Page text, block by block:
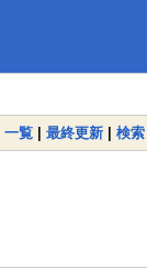
一覧 | 最終更新 | 検索